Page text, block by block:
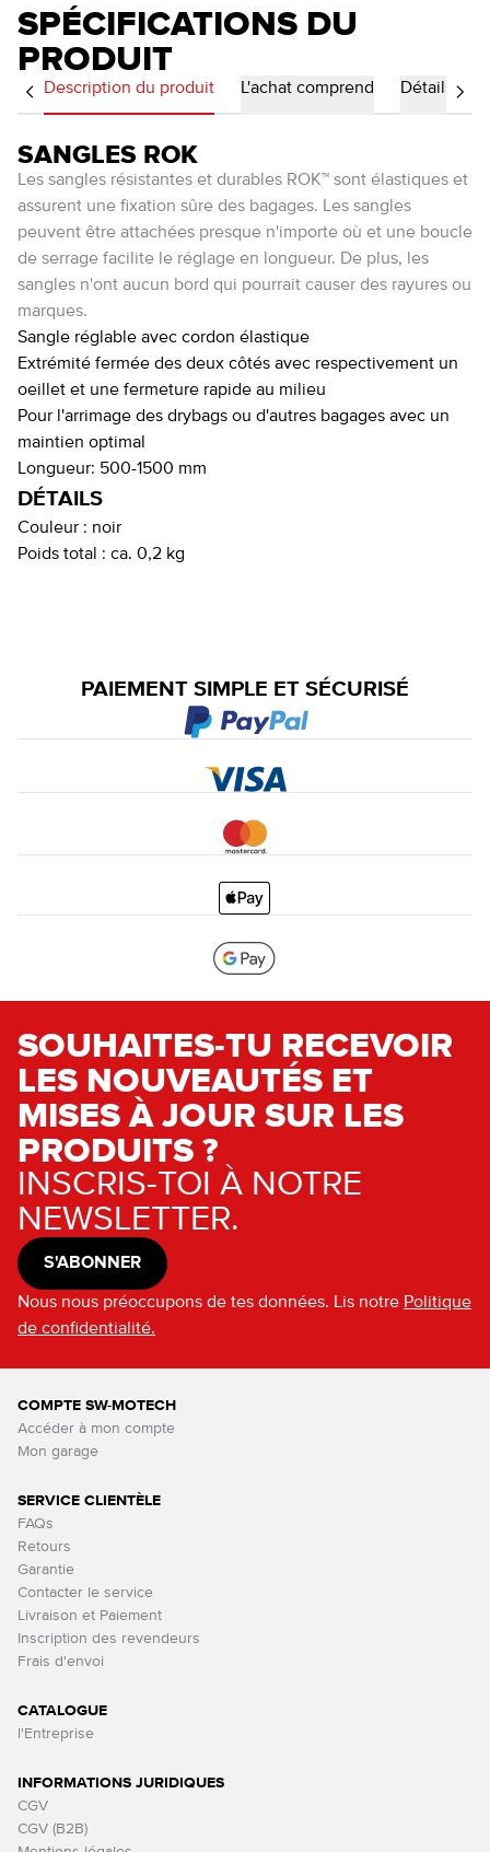
SPÉCIFICATIONS DU
PRODUIT
Description du produit L'achat comprend Détails
SANGLES ROK
Les sangles résistantes et durables ROK™ sont élastiques et
assurent une fixation sûre des bagages. Les sangles
peuvent être attachées presque n'importe où et une boucle
de serrage facilite le réglage en longueur. De plus, les
sangles n'ont aucun bord qui pourrait causer des rayures ou
marques.
Sangle réglable avec cordon élastique
Extrémité fermée des deux côtés avec respectivement un
oeillet et une fermeture rapide au milieu
Pour l'arrimage des drybags ou d'autres bagages avec un
maintien optimal
Longueur: 500-1500 mm
DÉTAILS
Couleur : noir
Poids total : ca. 0,2 kg
PAIEMENT SIMPLE ET SÉCURISÉ
SOUHAITES-TU RECEVOIR
LES NOUVEAUTÉS ET
MISES À JOUR SUR LES
PRODUITS ?
INSCRIS-TOI À NOTRE
NEWSLETTER.
S'ABONNER
Nous nous préoccupons de tes données. Lis notre Politique
de confidentialité.
COMPTE SW-MOTECH
Accéder à mon compte
Mon garage
SERVICE CLIENTÈLE
FAQs
Retours
Garantie
Contacter le service
Livraison et Paiement
Inscription des revendeurs
Frais d'envoi
CATALOGUE
l'Entreprise
INFORMATIONS JURIDIQUES
CGV
CGV (B2B)